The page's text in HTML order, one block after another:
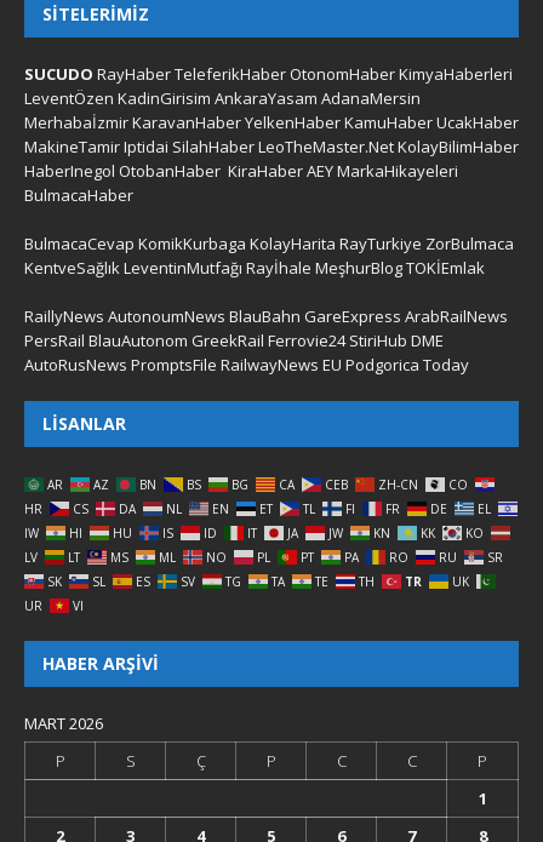
SITELERIMIZ
SUCUDO RayHaberTeleferikHaber OtonomHaberKimyaHaberleri
LeventÖzen KadinGirisim AnkaraYasam AdanaMersin
MerhabaİzmirKaravanHaberYelkenHaberKamuHaberUcakHaber
MakineTamirIptidai SilahHaberLeoTheMaster.NetKolayBilimHaber
HaberInegol OtobanHaber KiraHaberAEYMarkaHikayeleri
BulmacaHaber
BulmacaCevap KomikKurbaga KolayHarita RayTurkiye ZorBulmaca
KentveSağlıkLeventinMutfağı Rayİhale MeşhurBlogTOKİEmlak
RaillyNews AutonoumNews BlauBahn GareExpress ArabRailNews
PersRail BlauAutonom GreekRail Ferrovie24 StiriHub DME
AutoRusNews PromptsFile RailwayNews EU Podgorica Today
LISANLAR
AR AZ BN BS BG CA CEB ZH-CN
CO
HR
CS DA NL EN ET TL FI FR DE
EL
IW
HI HU IS ID IT JA JW KN KK
KO
LV
LT MS ML NO PL PT PA RO RU
SR
SK
SL ES SV TG TA TE TH TR
UK
UR
VI
HABER ARŞIVI
MART 2026
P
S Ç P C C
P
1
2
3 4 5 6 7 8